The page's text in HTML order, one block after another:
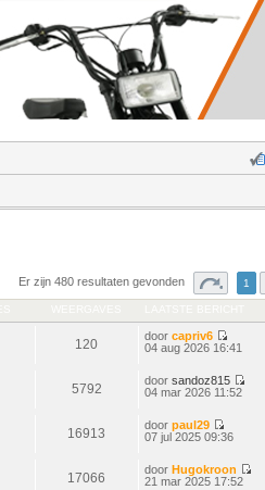
Er zijn 480 resultaten gevonden 1
120
door capriv6
Bekijk
04 aug 2026 16:41
5792
door sandoz815
04 mar 2026 11:52
16913
door paul29
Bekijk
07 jul 2025 09:36
17066
door Hugokroon
21 mar 2025 17:52